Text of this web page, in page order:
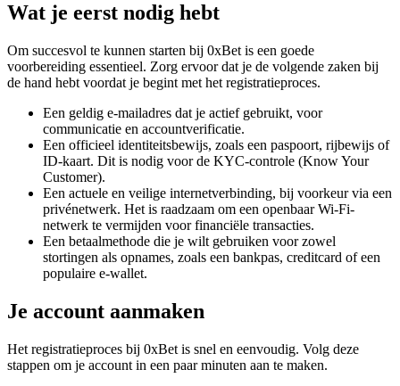
Wat je eerst nodig hebt
Om succesvol te kunnen starten bij 0xBet is een goede
voorbereiding essentieel. Zorg ervoor dat je de volgende zaken bij
de hand hebt voordat je begint met het registratieproces.
Een geldig e-mailadres dat je actief gebruikt, voor
communicatie en accountverificatie.
Een officieel identiteitsbewijs, zoals een paspoort, rijbewijs of
ID-kaart. Dit is nodig voor de KYC-controle (Know Your
Customer).
Een actuele en veilige internetverbinding, bij voorkeur via een
privénetwerk. Het is raadzaam om een openbaar Wi-Fi-
netwerk te vermijden voor financiële transacties.
Een betaalmethode die je wilt gebruiken voor zowel
stortingen als opnames, zoals een bankpas, creditcard of een
populaire e-wallet.
Je account aanmaken
Het registratieproces bij 0xBet is snel en eenvoudig. Volg deze
stappen om je account in een paar minuten aan te maken.